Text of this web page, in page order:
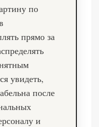
по
прямо за
увидеть,
после
и